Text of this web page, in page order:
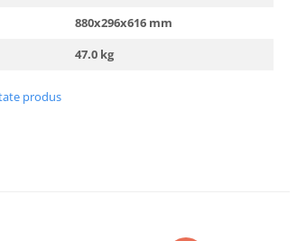
880x296x616 mm
47.0 kg
produs